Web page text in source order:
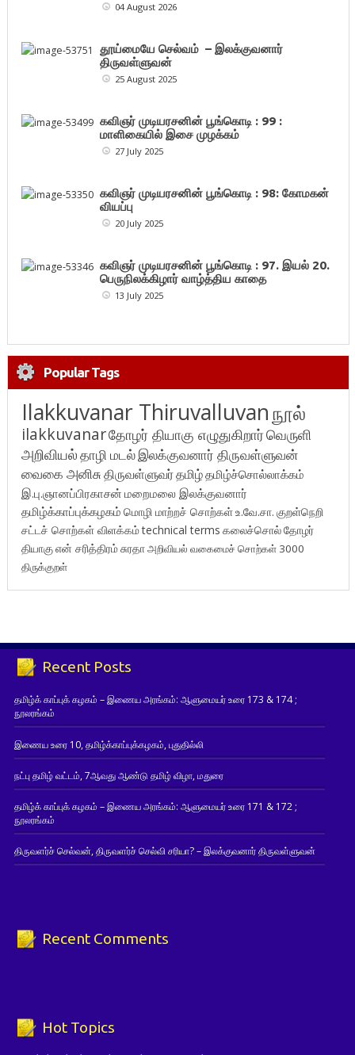
04 August 2026
தூய்மையே செல்வம் – இலக்குவனார்
திருவள்ளுவன்
25 August 2025
கவிஞர் முடியரசனின் பூங்கொடி : 99 :
மாளிகையில் இசை முழக்கம்
27 July 2025
கவிஞர் முடியரசனின் பூங்கொடி : 98: கோமகன்
வியப்பு
20 July 2025
கவிஞர் முடியரசனின் பூங்கொடி : 97. இயல் 20.
பெருநிலக்கிழார் வாழ்த்திய காதை
13 July 2025
Popular Tags
Ilakkuvanar Thiruvalluvanநூல்
ilakkuvanarதோழர் தியாகு எழுதுகிறார்வெருளி
அறிவியல்தாழி மடல்இலக்குவனார் திருவள்ளுவன்
வைகை அனிசுதிருவள்ளுவர்தமிழ்தமிழ்ச்சொல்லாக்கம்
இ.பு.ஞானப்பிரகாசன் மறைமலை இலக்குவனார்
தமிழ்க்காப்புக்கழகம் மொழி மாற்றச் சொற்கள்உ.வே.சா. குறள்நெறி
சட்டச் சொற்கள் விளக்கம்technical terms கலைச்சொல்தோழர்
தியாகுஎன் சரித்திரம்சுரதாஅறிவியல் வகைமைச் சொற்கள் 3000
திருக்குறள்
Recent Posts
தமிழ்க் காப்புக் கழகம் – இணைய அரங்கம்: ஆளுமையர் உரை 173 & 174 ;
நூலரங்கம்
இணைய உரை 10, தமிழ்க்காப்புக்கழகம், புதுதில்லி
நட்பு தமிழ் வட்டம், 7ஆவது ஆண்டு தமிழ் விழா, மதுரை
தமிழ்க் காப்புக் கழகம் – இணைய அரங்கம்: ஆளுமையர் உரை 171 & 172 ;
நூலரங்கம்
திருவளர்ச் செல்வன், திருவளர்ச் செல்வி சரியா? – இலக்குவனார் திருவள்ளுவன்
Recent Comments
Hot Topics